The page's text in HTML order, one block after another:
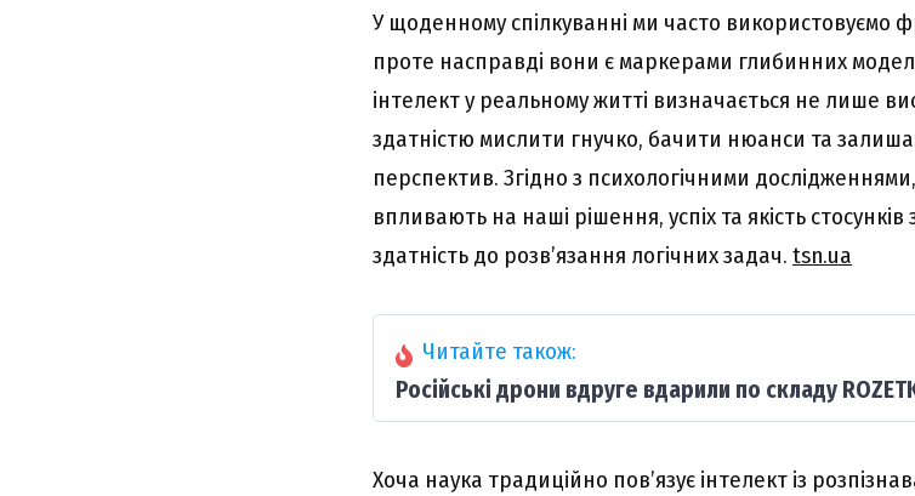
У щоденному спілкуванні ми часто використовуємо
проте насправді вони є маркерами глибинних
інтелект у реальному житті визначається не лише
здатністю мислити гнучко, бачити нюанси та
перспектив. Згідно з психологічними дослідженнями,
впливають на наші рішення, успіх та якість
здатність до розв’язання логічних задач. tsn.ua
Читайте також:
Російські дрони вдруге вдарили по складу
Хоча наука традиційно пов’язує інтелект із